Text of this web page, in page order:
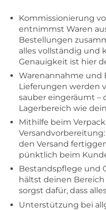
Kommissionierung
entnimmst Waren
Bestellungen
alles vollständig und
Genauigkeit ist hier
Warenannahme und
Lieferungen werden
sauber eingeräumt –
Lagerbereich wie
Mithilfe beim
den Versand
pünktlich beim
Bestandspflege und
hältst deinen
sorgst dafür, dass
Unterstützung bei